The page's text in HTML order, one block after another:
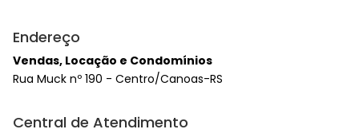
Endereço
Vendas, Locação e Condomínios
Rua Muck nº 190 - Centro/Canoas-RS
Central de Atendimento